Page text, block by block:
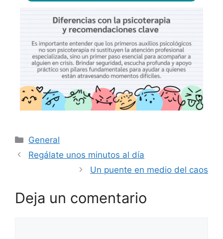
General
Regálate unos minutos al día
Un puente en medio del caos
Deja un comentario